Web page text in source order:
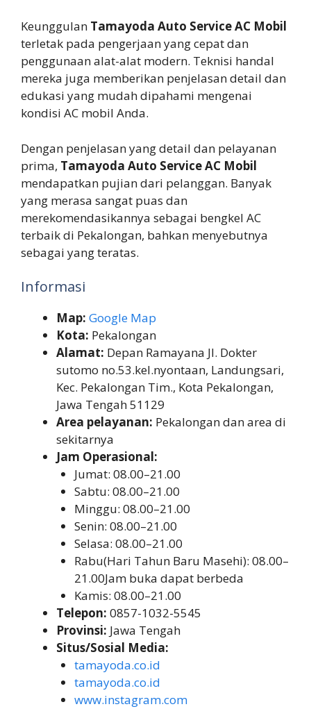
Keunggulan Tamayoda Auto Service AC Mobil
terletak pada pengerjaan yang cepat dan
penggunaan alat-alat modern. Teknisi handal
mereka juga memberikan penjelasan detail dan
edukasi yang mudah dipahami mengenai
kondisi AC mobil Anda.
Dengan penjelasan yang detail dan pelayanan
prima, Tamayoda Auto Service AC Mobil
mendapatkan pujian dari pelanggan. Banyak
yang merasa sangat puas dan
merekomendasikannya sebagai bengkel AC
terbaik di Pekalongan, bahkan menyebutnya
sebagai yang teratas.
Informasi
Map: Google Map
Kota: Pekalongan
Alamat: Depan Ramayana Jl. Dokter
sutomo no.53.kel.nyontaan, Landungsari,
Kec. Pekalongan Tim., Kota Pekalongan,
Jawa Tengah 51129
Area pelayanan: Pekalongan dan area di
sekitarnya
Jam Operasional:
Jumat: 08.00–21.00
Sabtu: 08.00–21.00
Minggu: 08.00–21.00
Senin: 08.00–21.00
Selasa: 08.00–21.00
Rabu(Hari Tahun Baru Masehi): 08.00–
21.00Jam buka dapat berbeda
Kamis: 08.00–21.00
Telepon: 0857-1032-5545
Provinsi: Jawa Tengah
Situs/Sosial Media:
tamayoda.co.id
tamayoda.co.id
www.instagram.com